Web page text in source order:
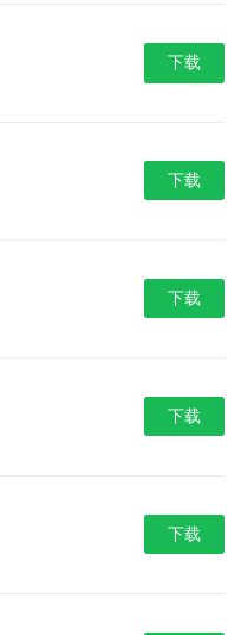
下载
下载
下载
下载
下载